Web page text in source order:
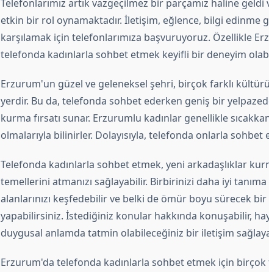
Telefonlarımız artık vazgeçilmez bir parçamız haline geldi
etkin bir rol oynamaktadır. İletişim, eğlence, bilgi edinme
karşılamak için telefonlarımıza başvuruyoruz. Özellikle
telefonda kadınlarla sohbet etmek keyifli bir deneyim
Erzurum'un güzel ve geleneksel şehri, birçok farklı
yerdir. Bu da, telefonda sohbet ederken geniş bir
kurma fırsatı sunar. Erzurumlu kadınlar genellikle
olmalarıyla bilinirler. Dolayısıyla, telefonda onlarla
Telefonda kadınlarla sohbet etmek, yeni arkadaşlıklar
temellerini atmanızı sağlayabilir. Birbirinizi daha iyi
alanlarınızı keşfedebilir ve belki de ömür boyu sürecek bir
yapabilirsiniz. İstediğiniz konular hakkında konuşabilir,
duygusal anlamda tatmin olabileceğiniz bir iletişim
Erzurum'da telefonda kadınlarla sohbet etmek için birçok